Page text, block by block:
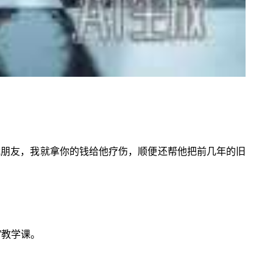
友，我就拿你的钱给他疗伤，顺便还帮他把前几年的旧
学课。